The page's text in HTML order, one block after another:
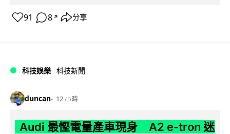
91 8 ↗ 分享
科技娛樂 科技新聞
duncan 12 小時
Audi 最慳電量產車現身 A2 e-tron 迷